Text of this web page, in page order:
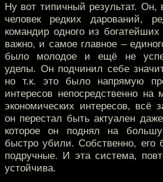
Ну вот типичный результат. Он,
человек редких дарований,
командир одного из
важно, и самое главное –
было молодое и ещё не
уделы. Он подчинил себе
но т.к. это было напрямую
интересов непосредственно на
экономических интересов, всё
он перестал быть актуален
которое он поднял на
быстро убили. Собственно, его
подручные. И эта система,
устойчива.